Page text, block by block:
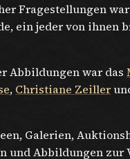
Fragestellungen
ein jeder von ihnen
Abbildungen war das
, Christiane Zeiller
Galerien,
und Abbildungen zur